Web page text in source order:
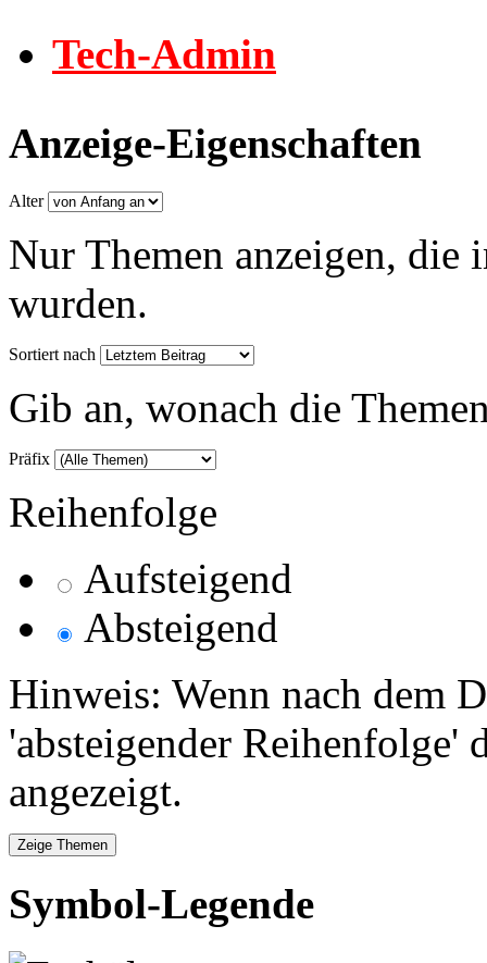
Tech-Admin
Anzeige-Eigenschaften
Alter
Nur Themen anzeigen, die
wurden.
Sortiert nach
Gib an, wonach die
Präfix
Reihenfolge
Aufsteigend
Absteigend
Hinweis: Wenn nach dem
'absteigender Reihenfolge'
angezeigt.
Symbol-Legende